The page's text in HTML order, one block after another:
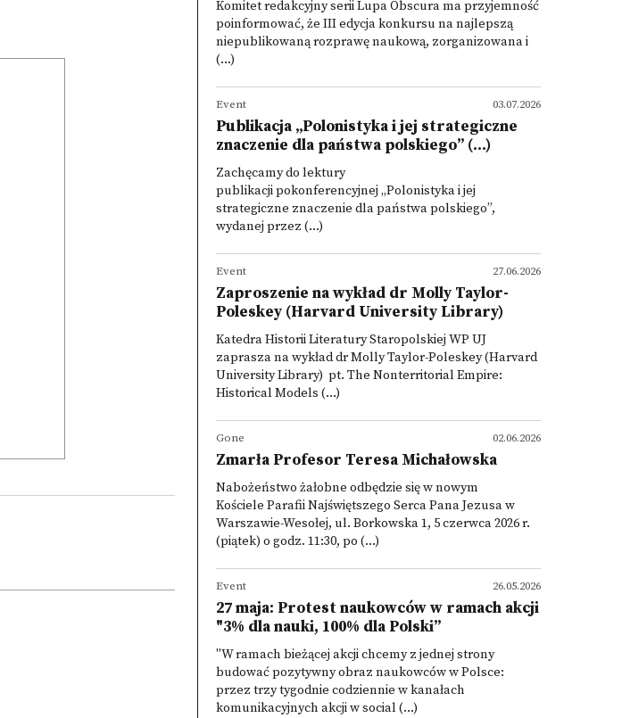
Komitet redakcyjny serii Lupa Obscura ma przyjemność
poinformować, że III edycja konkursu na najlepszą
niepublikowaną rozprawę naukową, zorganizowana i
(...)
03.07.2026
Event
Publikacja „Polonistyka i jej strategiczne
znaczenie dla państwa polskiego” (...)
Zachęcamy do lektury
publikacji pokonferencyjnej „Polonistyka i jej
strategiczne znaczenie dla państwa polskiego”,
wydanej przez (...)
27.06.2026
Event
Zaproszenie na wykład dr Molly Taylor-
Poleskey (Harvard University Library)
Katedra Historii Literatury Staropolskiej WP UJ
zaprasza na wykład dr Molly Taylor-Poleskey (Harvard
University Library) pt. The Nonterritorial Empire:
Historical Models (...)
02.06.2026
Gone
Zmarła Profesor Teresa Michałowska
Nabożeństwo żałobne odbędzie się w nowym
Kościele Parafii Najświętszego Serca Pana Jezusa w
Warszawie-Wesołej, ul. Borkowska 1, 5 czerwca 2026 r.
(piątek) o godz. 11:30, po (...)
26.05.2026
Event
27 maja: Protest naukowców w ramach akcji
"3% dla nauki, 100% dla Polski”
"W ramach bieżącej akcji chcemy z jednej strony
budować pozytywny obraz naukowców w Polsce:
przez trzy tygodnie codziennie w kanałach
komunikacyjnych akcji w social (...)